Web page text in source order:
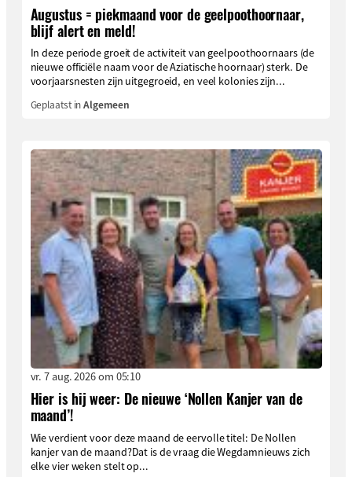
Augustus = piekmaand voor de geelpoothoornaar,
blijf alert en meld!
In deze periode groeit de activiteit van geelpoothoornaars (de
nieuwe officiële naam voor de Aziatische hoornaar) sterk. De
voorjaarsnesten zijn uitgegroeid, en veel kolonies zijn...
Geplaatst inAlgemeen
vr. 7 aug. 2026 om 05:10
Hier is hij weer: De nieuwe ‘Nollen Kanjer van de
maand’!
Wie verdient voor deze maand de eervolle titel: De Nollen
kanjer van de maand?Dat is de vraag die Wegdamnieuws zich
elke vier weken stelt op...